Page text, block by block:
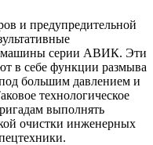
и предупредительной
машины серии АВИК. Эти
в себе функции размыва
большим давлением и
технологическое
выполнять
очистки инженерных